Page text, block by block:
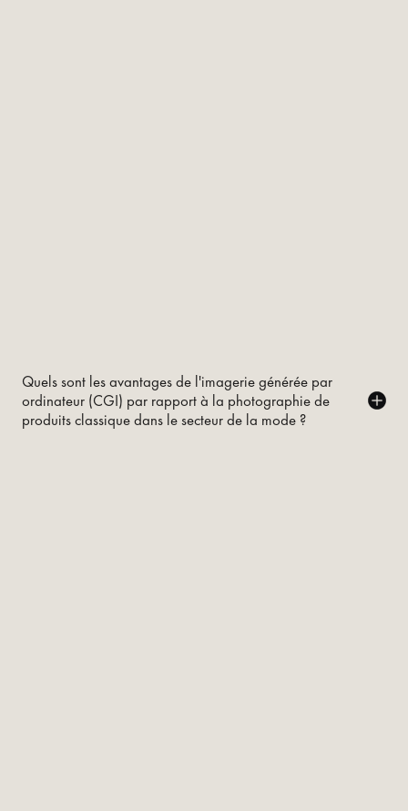
Quels sont les avantages de l'imagerie générée par
ordinateur (CGI) par rapport à la photographie de
produits classique dans le secteur de la mode ?